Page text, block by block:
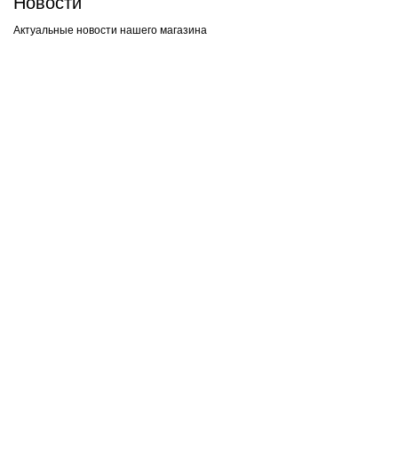
Актуальные новости нашего магазина